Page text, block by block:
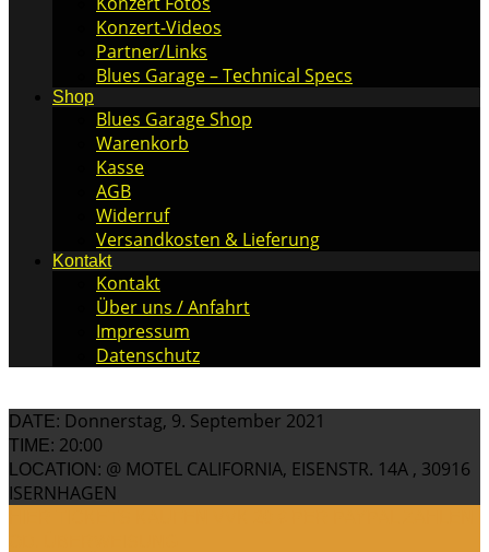
Konzert-Videos
Partner/Links
Blues Garage – Technical Specs
Shop
Blues Garage Shop
Warenkorb
Kasse
AGB
Widerruf
Versandkosten & Lieferung
Kontakt
Kontakt
Über uns / Anfahrt
Impressum
Datenschutz
DATE: Donnerstag, 9. September 2021
TIME: 20:00
LOCATION: @ MOTEL CALIFORNIA, EISENSTR. 14A , 30916
ISERNHAGEN